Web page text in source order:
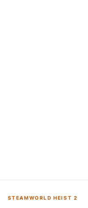
STEAMWORLD HEIST 2